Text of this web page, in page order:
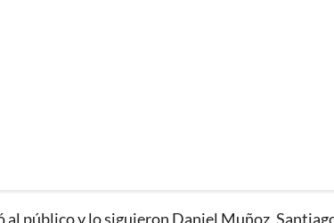
al público y lo siguieron Daniel Muñoz,